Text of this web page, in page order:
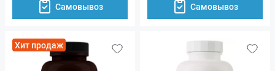
Самовывоз Самовывоз
Хит продаж